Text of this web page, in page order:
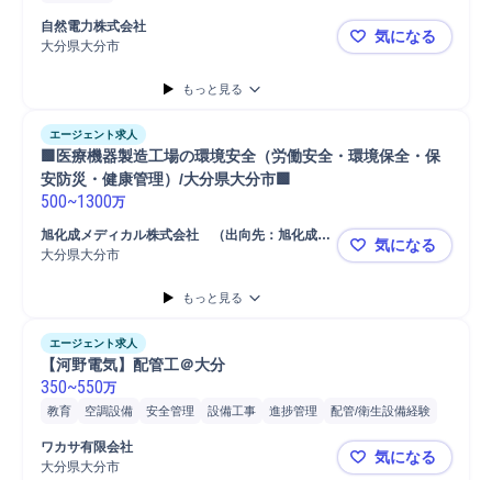
自然電力株式会社
大分県大分市
第ニ種電気
気になる
もっと見る
エージェント求人
🟩医療機器製造工場の環境安全（労働安全・環境保全・保
安防災・健康管理）/大分県大分市🟩
500~1300万
旭化成メディカル株式会社　（出向先：旭化成メ
ディカルMT株式会社）
大分県大分市 🟩医療機器
気になる
もっと見る
エージェント求人
【河野電気】配管工＠大分
350~550万
教育 空調設備 安全管理 設備工事 進捗管理
配管/衛生設備経験
配管工
消火
マネジメント
ワカサ有限会社
大分県大分市
【河野電気
気になる